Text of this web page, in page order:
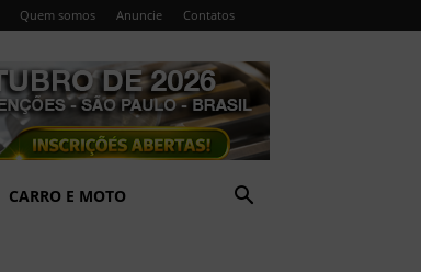
Quem somos Anuncie Contatos
CARRO E MOTO